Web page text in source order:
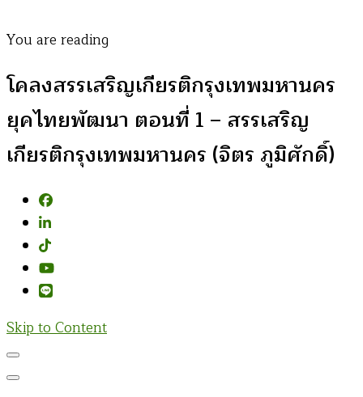
You are reading
โคลงสรรเสริญเกียรติกรุงเทพมหานคร
ยุคไทยพัฒนา ตอนที่ 1 – สรรเสริญ
เกียรติกรุงเทพมหานคร (จิตร ภูมิศักดิ์)
Skip to Content